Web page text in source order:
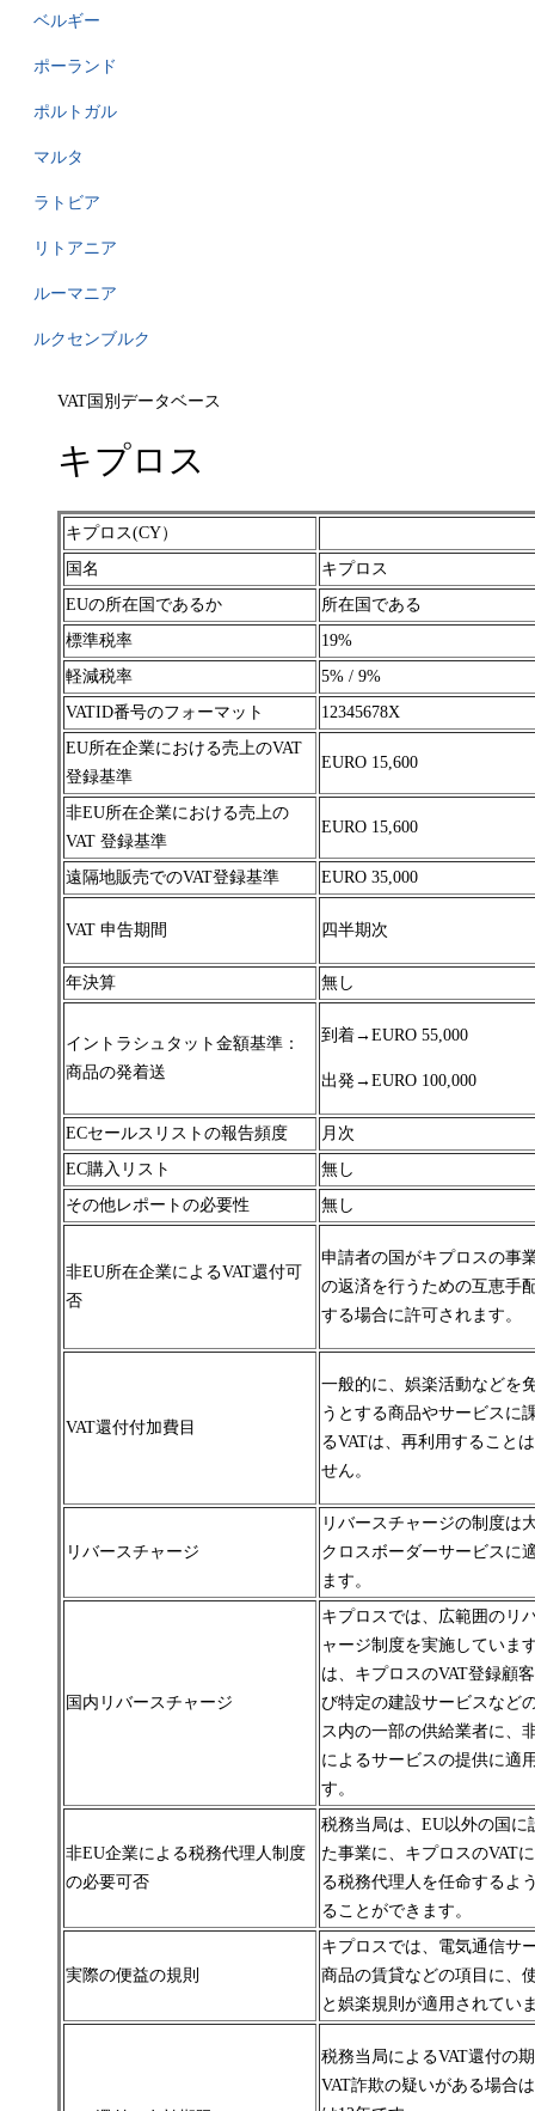
ベルギー
ポーランド
ポルトガル
マルタ
ラトビア
リトアニア
ルーマニア
ルクセンブルク
VAT国別データベース
キプロス
キプロス(CY）
国名
キプロス
EUの所在国であるか
所在国である
標準税率
19%
軽減税率
5% / 9%
VATID番号のフォーマット
12345678X
EU所在企業における売上のVAT
登録基準
EURO 15,600
非EU所在企業における売上の
VAT 登録基準
EURO 15,600
遠隔地販売でのVAT登録基準 EURO 35,000
VAT 申告期間 四半期次
年決算 無し
イントラシュタット金額基準：
商品の発着送
到着→ EURO 55,000
出発→ EURO 100,000
ECセールスリストの報告頻度
月次
EC購入リスト
無し
その他レポートの必要性
無し
非EU所在企業によるVAT還付可
否
申請者の国がキプロスの事
の返済を行うための互恵手
する場合に許可されます。
VAT還付付加費目
一般的に、娯楽活動などを
うとする商品やサービスに
るVATは、再利用すること
せん。
リバースチャージ
リバースチャージの制度は
クロスボーダーサービスに
ます。
国内リバースチャージ
キプロスでは、広範囲のリ
ャージ制度を実施していま
は、キプロスのVAT登録顧
び特定の建設サービスなど
ス内の一部の供給業者に、
によるサービスの提供に適
す。
非EU企業による税務代理人制度
の必要可否
税務当局は、EU以外の国に
た事業に、キプロスのVAT
る税務代理人を任命するよ
ることができます。
実際の便益の規則
キプロスでは、電気通信サ
商品の賃貸などの項目に、
と娯楽規則が適用されてい
税務当局によるVAT還付の
VAT詐欺の疑いがある場合